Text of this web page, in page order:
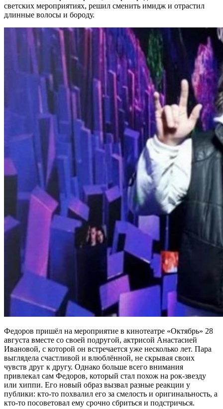
светских мероприятиях, решил сменить имидж и отрастил
длинные волосы и бороду.
Федоров пришёл на мероприятие в кинотеатре «Октябрь» 28
августа вместе со своей подругой, актрисой Анастасией
Ивановой, с которой он встречается уже несколько лет. Пара
выглядела счастливой и влюблённой, не скрывая своих
чувств друг к другу. Однако больше всего внимания
привлекал сам Федоров, который стал похож на рок-звезду
или хиппи. Его новый образ вызвал разные реакции у
публики: кто-то похвалил его за смелость и оригинальность, а
кто-то посоветовал ему срочно сбриться и подстричься.